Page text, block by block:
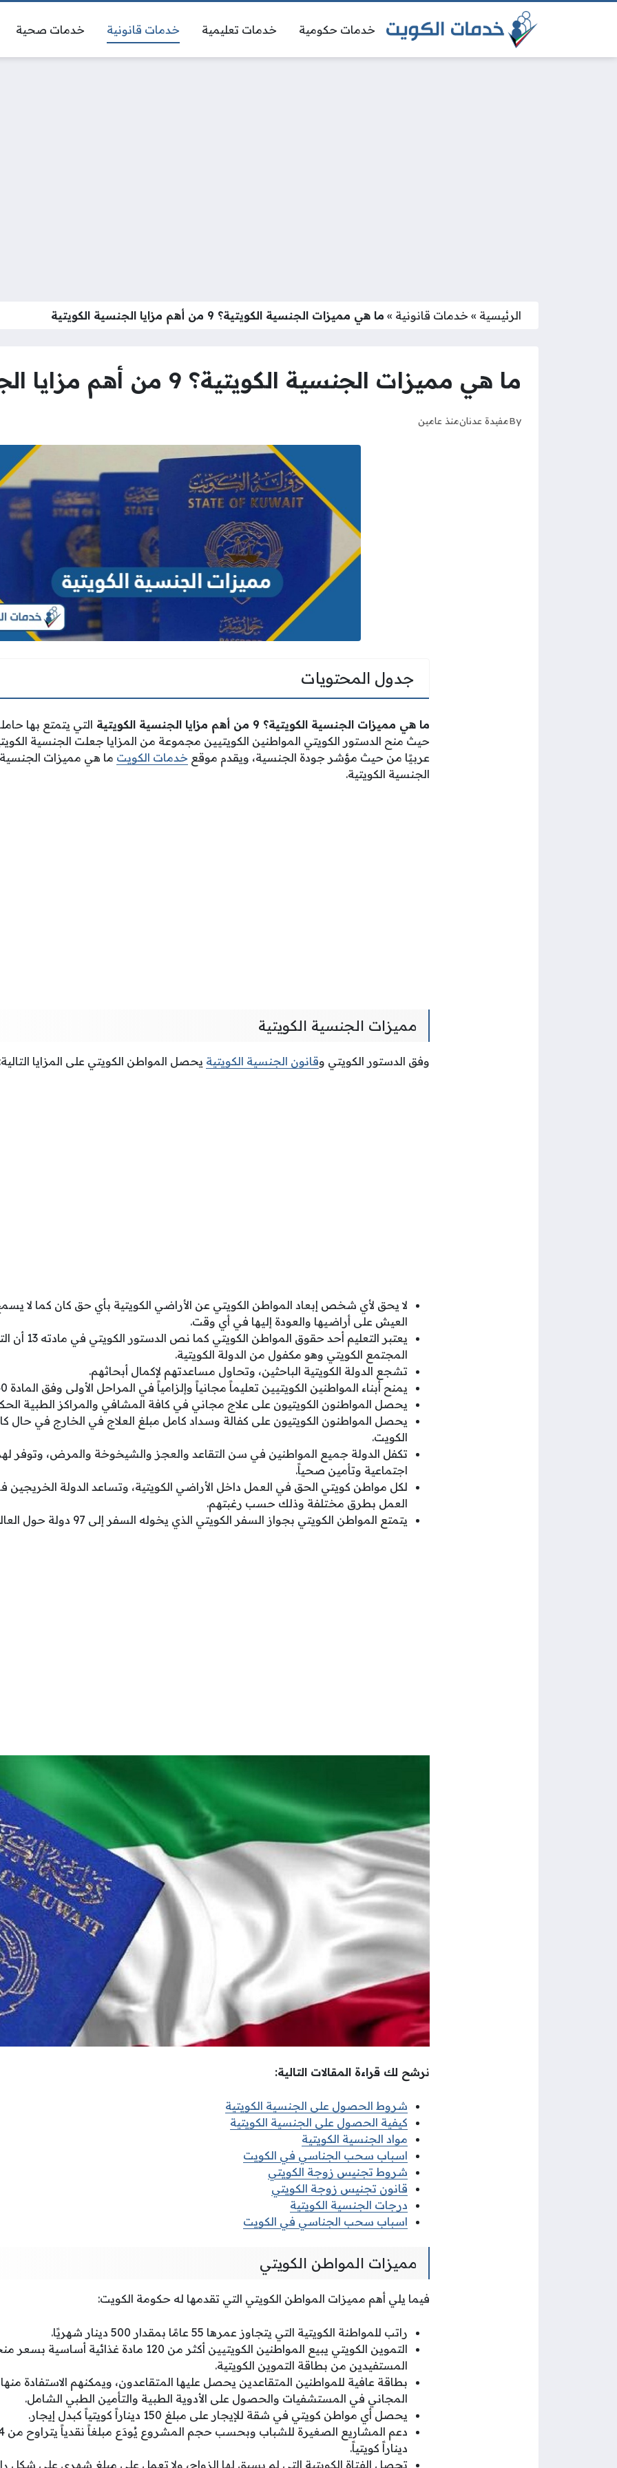
خدمات حكومية خدمات تعليمية خدمات قانونية خدمات صحية
الرئيسية » خدمات قانونية » ما هي مميزات الجنسية الكويتية؟ 9 من أهم مزايا الجنسية الكويتية
ما هي مميزات الجنسية الكويتية؟ 9 من أهم مزايا الجنسية الكويتية
Byمفيدة عدنانمنذ عامين
جدول المحتويات
ما هي مميزات الجنسية الكويتية؟ 9 من أهم مزايا الجنسية الكويتية
التي يتمتع بها
حيث منح الدستور الكويتي المواطنين الكويتيين مجموعة من المزايا جعلت الجنسية
عربيًا من حيث مؤشر جودة الجنسية، ويقدم موقع خدمات الكويت
الجنسية الكويتية.
مميزات الجنسية الكويتية
وفق الدستور الكويتي وقانون الجنسية الكويتية يحصل المواطن الكويتي على المزايا
لا يحق لأي شخص إبعاد المواطن الكويتي عن الأراضي الكويتية بأي حق كان كما
العيش على أراضيها والعودة إليها في أي وقت.
يعتبر التعليم أحد
المجتمع الكويتي وهو مكفول من الدولة الكويتية.
تشجع الدولة الكويتية الباحثين، وتحاول مساعدتهم لإكمال أبحاثهم.
يمنح أبناء المواطنين الكويتيين تعليماً مجانياً وإلزامياً في المراحل الأولى وفق المادة 40 من الدستور.
يحصل المواطنون الكويتيون على علاج مجاني في كافة المشافي والمراكز الطبية
يحصل المواطنون الكويتيون على كفالة وسداد كامل مبلغ العلاج في الخارج في حال
الكويت.
تكفل الدولة جميع المواطنين في سن التقاعد والعجز والشيخوخة والمرض، وتوفر لهم
اجتماعية وتأمين صحياً.
لكل مواطن كويتي الحق في العمل داخل الأراضي الكويتية، وتساعد الدولة
العمل بطرق مختلفة وذلك حسب رغبتهم.
يتمتع المواطن الكويتي بجواز السفر الكويتي الذي يخوله السفر إلى 97 دولة حول العالم بدون تأشيرة مسبقة.
نرشح لك قراءة المقالات التالية:
شروط الحصول على الجنسية الكويتية
كيفية الحصول على الجنسية الكويتية
مواد الجنسية الكويتية
اسباب سحب الجناسي في الكويت
شروط تجنيس زوجة الكويتي
قانون تجنيس زوجة الكويتي
درجات الجنسية الكويتية
اسباب سحب الجناسي في الكويت
مميزات المواطن الكويتي
فيما يلي أهم مميزات المواطن الكويتي التي تقدمها له حكومة الكويت:
راتب للمواطنة الكويتية التي يتجاوز عمرها 55 عامًا بمقدار 500 دينار شهريًا.
التموين الكويتي يبيع المواطنين الكويتيين أكثر من 120 مادة
المستفيدين من بطاقة التموين الكويتية.
بطاقة عافية للمواطنين المتقاعدين يحصل عليها المتقاعدون، ويمكنهم الاستفادة
المجاني في المستشفيات والحصول على الأدوية الطبية والتأمين الطبي الشامل.
يحصل أي مواطن كويتي في شقة للإيجار على مبلغ 150 ديناراً كويتياً كبدل إيجار.
ديناراً كويتياً.
تحصل الفتاة الكويتية التي لم يسبق لها الزواج، ولا تعمل على مبلغ شهري على